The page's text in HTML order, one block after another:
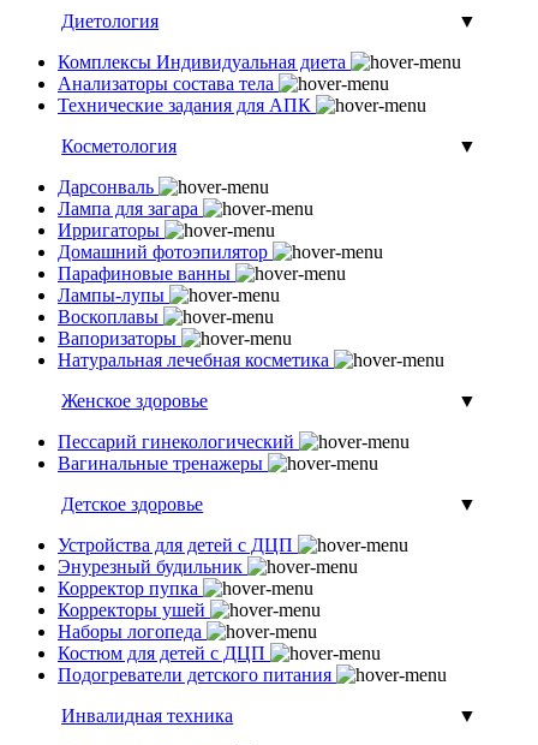
Диетология
▼
Комплексы Индивидуальная диета
Анализаторы состава тела
Технические задания для АПК
Косметология
▼
Дарсонваль
Лампа для загара
Ирригаторы
Домашний фотоэпилятор
Парафиновые ванны
Лампы-лупы
Воскоплавы
Вапоризаторы
Натуральная лечебная косметика
Женское здоровье
▼
Пессарий гинекологический
Вагинальные тренажеры
Детское здоровье
▼
Устройства для детей с ДЦП
Энурезный будильник
Корректор пупка
Корректоры ушей
Наборы логопеда
Костюм для детей с ДЦП
Подогреватели детского питания
Инвалидная техника
▼